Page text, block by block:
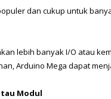
dan cukup untuk
lebih banyak I/O atau
Arduino Mega dapat
Modul